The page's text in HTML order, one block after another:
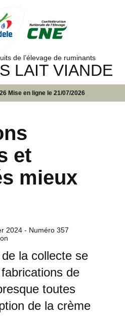
de l’élevage de ruminants
LAIT VIANDE
Mise en ligne le 21/07/2026
et
mieux
2024 - Numéro 357
la collecte se
de
toutes
de la crème